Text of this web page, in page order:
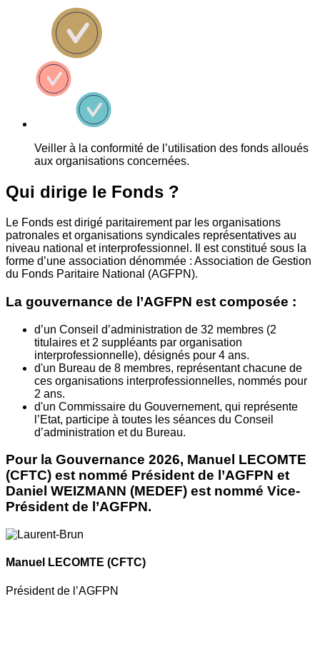
Veiller à la conformité de l’utilisation des fonds alloués
aux organisations concernées.
Qui dirige le Fonds ?
Le Fonds est dirigé paritairement par les organisations
patronales et organisations syndicales représentatives au
niveau national et interprofessionnel. Il est constitué sous la
forme d’une association dénommée : Association de Gestion
du Fonds Paritaire National (AGFPN).
La gouvernance de l’AGFPN est composée :
d’un Conseil d’administration de 32 membres (2
titulaires et 2 suppléants par organisation
interprofessionnelle), désignés pour 4 ans.
d'un Bureau de 8 membres, représentant chacune de
ces organisations interprofessionnelles, nommés pour
2 ans.
d'un Commissaire du Gouvernement, qui représente
l’Etat, participe à toutes les séances du Conseil
d’administration et du Bureau.
Pour la Gouvernance 2026, Manuel LECOMTE
(CFTC) est nommé Président de l’AGFPN et
Daniel WEIZMANN (MEDEF) est nommé Vice-
Président de l’AGFPN.
Manuel LECOMTE (CFTC)
Président de l’AGFPN